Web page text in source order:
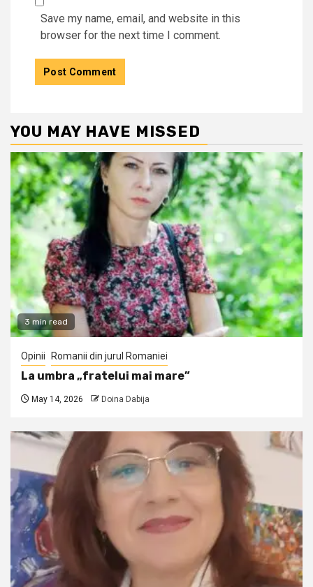
Save my name, email, and website in this
browser for the next time I comment.
YOU MAY HAVE MISSED
3 min read
Opinii Romanii din jurul Romaniei
La umbra „fratelui mai mare”
May 14, 2026 Doina Dabija